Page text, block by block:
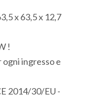
x 63,5 x 12,7
!
ogni ingresso e
2014/30/EU -